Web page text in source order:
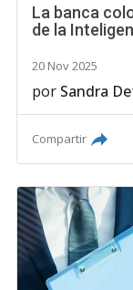
La banca
de la
20 Nov 2025
por Sandra
Compartir